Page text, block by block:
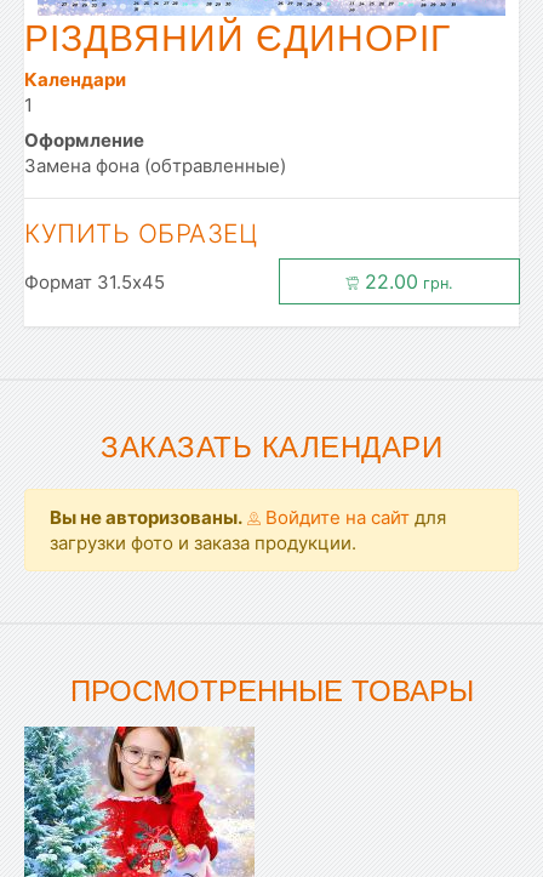
РІЗДВЯНИЙ ЄДИНОРІГ
Календари
1
Оформление
Замена фона (обтравленные)
КУПИТЬ ОБРАЗЕЦ
Формат 31.5x45 22.00 грн.
ЗАКАЗАТЬ КАЛЕНДАРИ
Вы не авторизованы. Войдите на сайт для
загрузки фото и заказа продукции.
ПРОСМОТРЕННЫЕ ТОВАРЫ